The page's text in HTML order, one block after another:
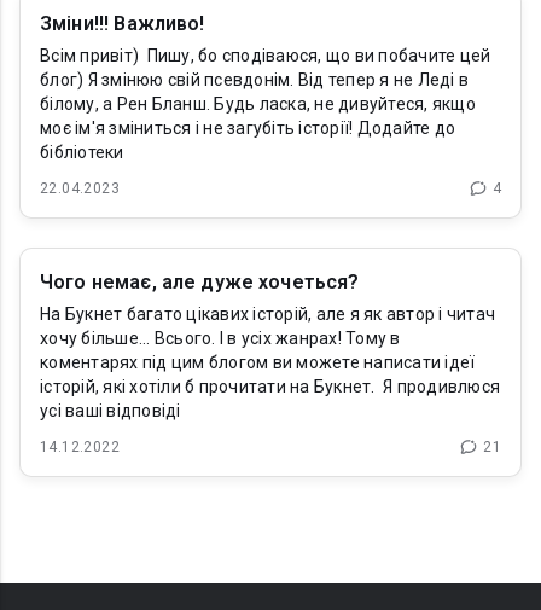
Зміни!!! Важливо!
Всім привіт) Пишу, бо сподіваюся, що ви побачите цей
блог) Я змінюю свій псевдонім. Від тепер я не Леді в
білому, а Рен Бланш. Будь ласка, не дивуйтеся, якщо
моє ім'я зміниться і не загубіть історії! Додайте до
бібліотеки
22.04.2023 4
Чого немає, але дуже хочеться?
На Букнет багато цікавих історій, але я як автор і читач
хочу більше... Всього. І в усіх жанрах! Тому в
коментарях під цим блогом ви можете написати ідеї
історій, які хотіли б прочитати на Букнет. Я продивлюся
усі ваші відповіді
14.12.2022 21